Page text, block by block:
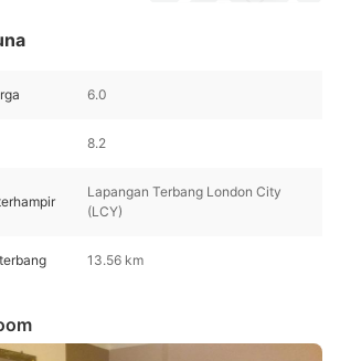
6.0
8.2
Lapangan Terbang London City
(LCY)
13.56 km